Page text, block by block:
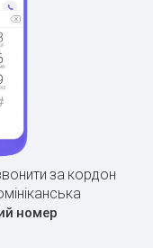
за кордон
номер